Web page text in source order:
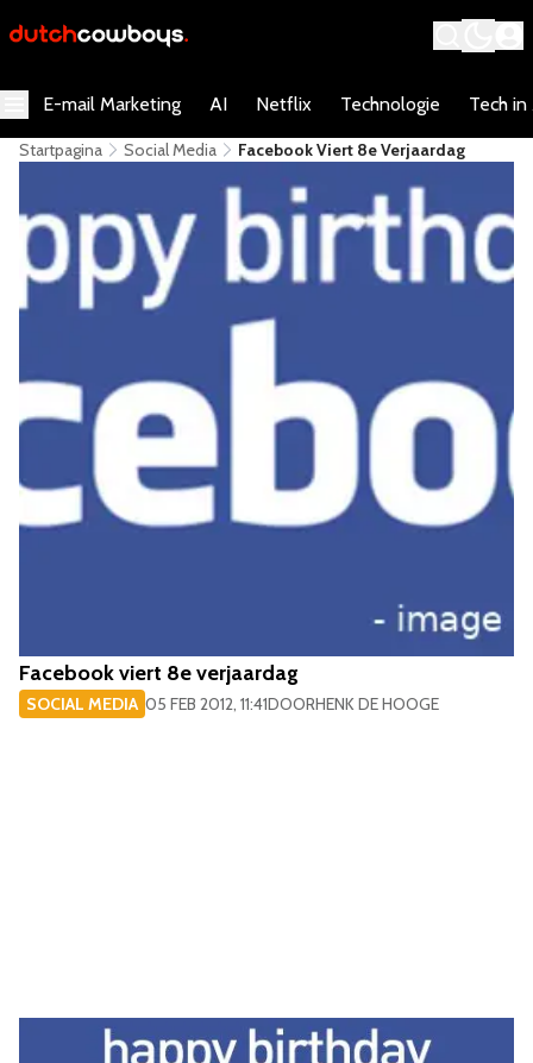
E-mail Marketing AI Netflix Technologie Tech in
Startpagina Social Media Facebook Viert 8e Verjaardag
Facebook viert 8e verjaardag
SOCIAL MEDIA 05 FEB 2012, 11:41DOORHENK DE HOOGE